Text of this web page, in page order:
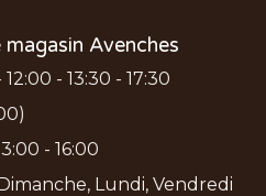
Avenches
- 13:30 - 17:30
- 16:00
Lundi, Vendredi